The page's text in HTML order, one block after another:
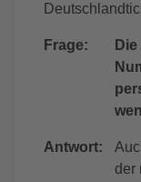
Frage:
Antwort:
der